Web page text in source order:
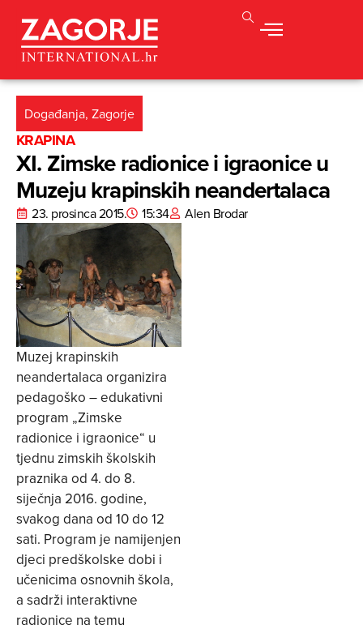
Događanja, Zagorje
KRAPINA
XI. Zimske radionice i igraonice u
Muzeju krapinskih neandertalaca
23. prosinca 2015. 15:34 Alen Brodar
Muzej krapinskih
neandertalaca organizira
pedagoško – edukativni
program „Zimske
radionice i igraonice“ u
tjednu zimskih školskih
praznika od 4. do 8.
siječnja 2016. godine,
svakog dana od 10 do 12
sati. Program je namijenjen
djeci predškolske dobi i
učenicima osnovnih škola,
a sadrži interaktivne
radionice na temu